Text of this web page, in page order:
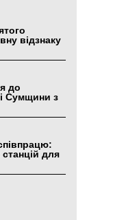
відзнаку
до
Сумщини з
для